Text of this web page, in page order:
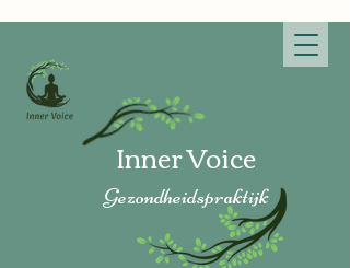
Inner Voice
Gezondheidspraktijk